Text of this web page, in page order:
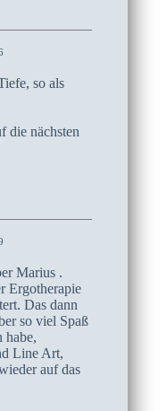
so als
die nächsten
Marius .
Ergotherapie
Das dann
so viel Spaß
habe,
Line Art,
auf das